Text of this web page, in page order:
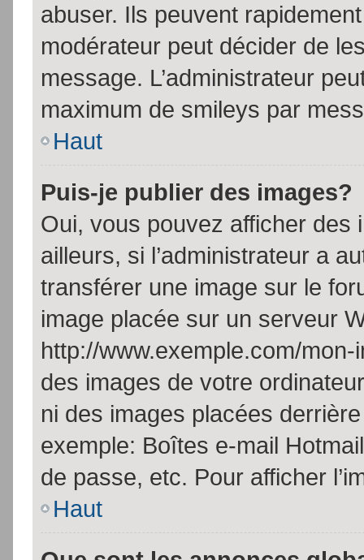
abuser. Ils peuvent
modérateur peut décider de
message. L’administrateur
maximum de smileys par
Haut
Puis-je publier des images?
Oui, vous pouvez afficher
ailleurs, si l’administrateur a
transférer une image sur le
image placée sur un serveur
http://www.exemple.com/
des images de votre
ni des images placées
exemple: Boîtes e-mail
de passe, etc. Pour afficher
Haut